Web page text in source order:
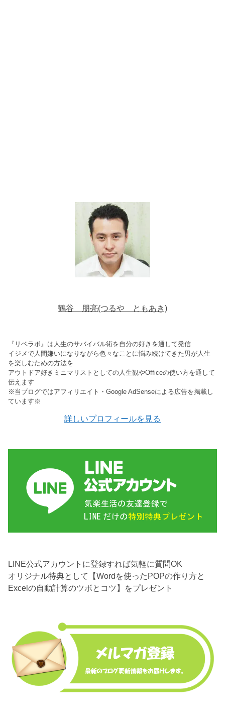
鶴谷 朋亮(つるや ともあき)
『リベラボ』は人生のサバイバル術を自分の好きを通して発信
イジメで人間嫌いになりながら色々なことに悩み続けてきた男が人生
を楽しむための方法を
アウトドア好きミニマリストとしての人生観やOfficeの使い方を通して
伝えます
※当ブログではアフィリエイト・Google AdSenseによる広告を掲載し
ています※
詳しいプロフィールを見る
LINE公式アカウントに登録すれば気軽に質問OK
オリジナル特典として【Wordを使ったPOPの作り方と
Excelの自動計算のツボとコツ】をプレゼント